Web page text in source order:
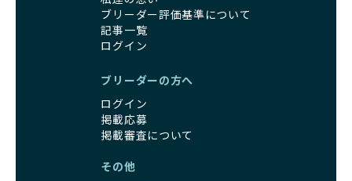
ブリーダー評価基準について
記事一覧
ログイン
ブリーダーの方へ
ログイン
掲載応募
掲載審査について
その他